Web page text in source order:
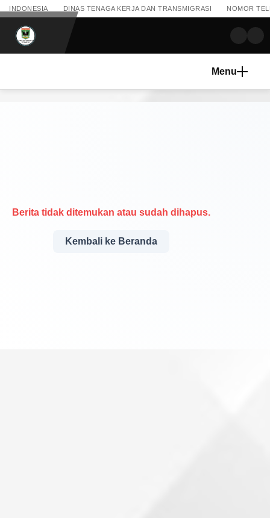
INDONESIA DINAS TENAGA KERJA DAN TRANSMIGRASI NOMOR
Menu
Berita tidak ditemukan atau sudah dihapus.
Kembali ke Beranda